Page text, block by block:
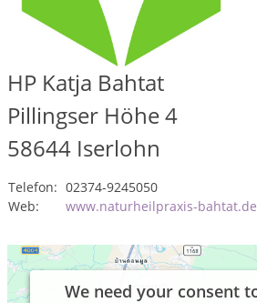
HP Katja Bahtat
Pillingser Höhe 4
58644 Iserlohn
Telefon: 02374-9245050
Web:
www.naturheilpraxis-bahtat.de
We need your consent